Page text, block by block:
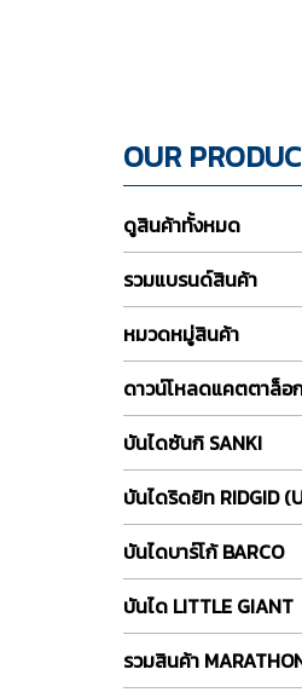
OUR
ดูสินค้าทั้งหมด
รวมแบรนด์สินค้า
หมวดหมู่สินค้า
ดาวน์โหลดแคตตาล็อ
บันไดซันกิ SANKI
บันไดริดยิท RIDGID
บันไดบาร์โก้ BARCO
บันได LITTLE GIANT
รวมสินค้า